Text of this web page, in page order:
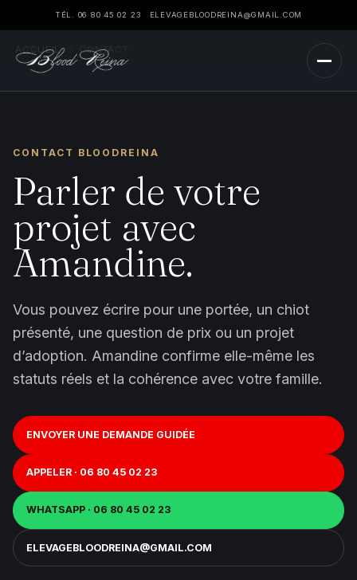
TÉL. 06 80 45 02 23 ELEVAGEBLOODREINA@GMAIL.COM
ACCUEIL CONTACT
CONTACT BLOODREINA
Parler de votre
projet avec
Amandine.
Vous pouvez écrire pour une portée, un chiot
présenté, une question de prix ou un projet
d’adoption. Amandine confirme elle-même les
statuts réels et la cohérence avec votre famille.
ENVOYER UNE DEMANDE GUIDÉE
APPELER · 06 80 45 02 23
WHATSAPP · 06 80 45 02 23
ELEVAGEBLOODREINA@GMAIL.COM